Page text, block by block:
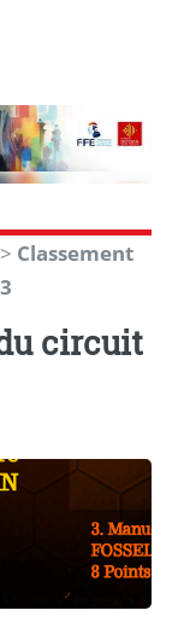
Classement
circuit